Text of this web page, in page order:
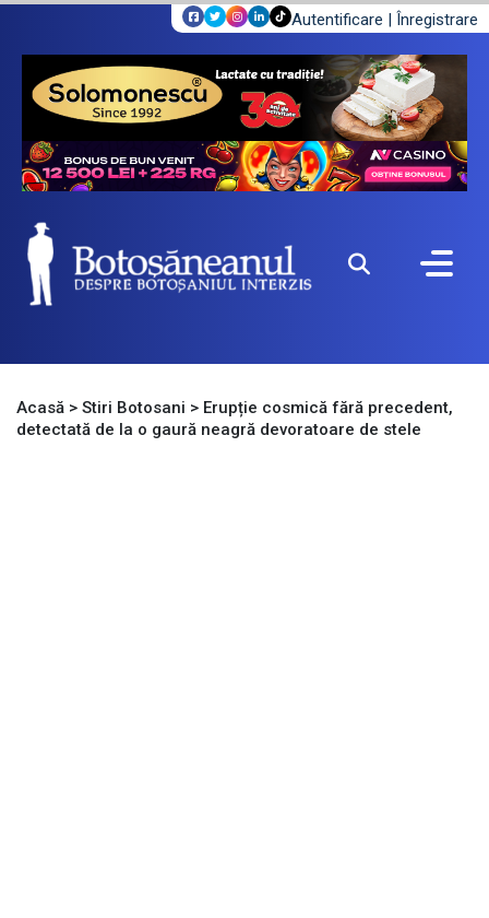
Autentificare | Înregistrare
Acasă > Stiri Botosani > Erupție cosmică fără precedent,
detectată de la o gaură neagră devoratoare de stele